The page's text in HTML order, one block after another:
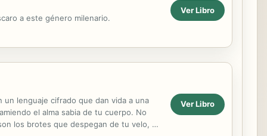
a este género milenario.
Ver Libro
lenguaje cifrado que dan vida a una
el alma sabia de tu cuerpo. No
los brotes que despegan de tu velo, Y
Ver Libro